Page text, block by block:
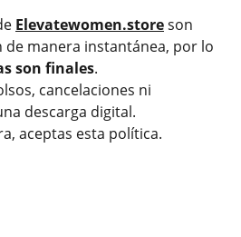
Elevatewomen.storeson
de manera instantánea, por lo
son finales.
cancelaciones ni
descarga digital.
aceptas esta política.